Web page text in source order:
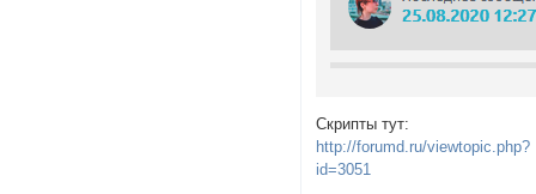
Скрипты тут:
http://forumd.ru/viewtopic.php?
id=3051